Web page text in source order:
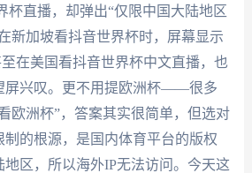
杯直播，却弹出“仅限中国大陆地区
新加坡看抖音世界杯时，屏幕显示
在美国看抖音世界杯中文直播，也
屏兴叹。更不用提欧洲杯——很多
欧洲杯”，答案其实很简单，但选对
制的根源，是国内体育平台的版权
区，所以海外IP无法访问。今天这